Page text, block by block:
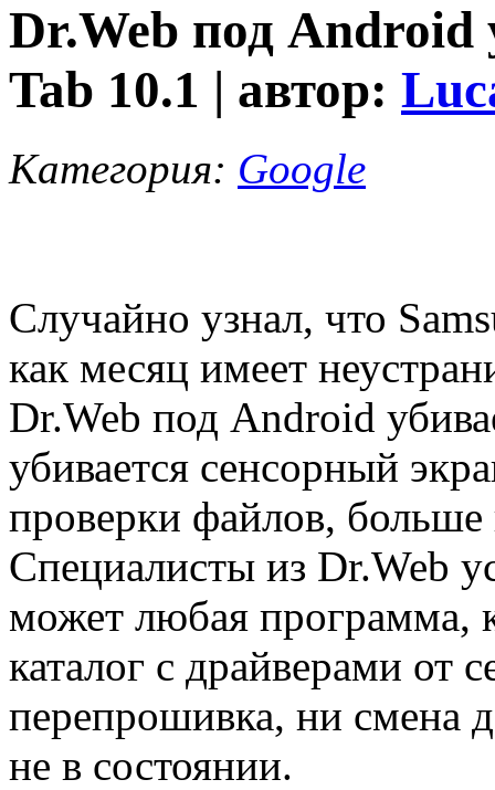
Dr.Web под Android
Tab 10.1 | автор:
Категория: Google
Случайно узнал, что
как месяц имеет
Dr.Web под Android
убивается сенсорный
проверки файлов, больше
Специалисты из Dr.Web
может любая программа,
каталог с драйверами от
перепрошивка, ни смена
не в состоянии.